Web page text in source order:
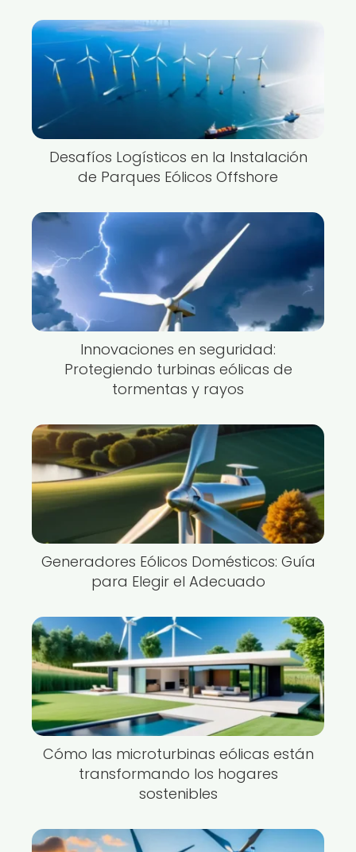
Desafíos Logísticos en la Instalación
de Parques Eólicos Offshore
Innovaciones en seguridad:
Protegiendo turbinas eólicas de
tormentas y rayos
Generadores Eólicos Domésticos: Guía
para Elegir el Adecuado
Cómo las microturbinas eólicas están
transformando los hogares
sostenibles